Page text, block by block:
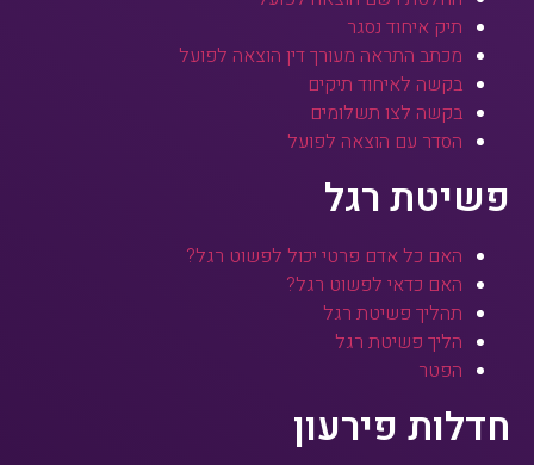
תיק איחוד נסגר
מכתב התראה מעורך דין הוצאה לפועל
בקשה לאיחוד תיקים
בקשה לצו תשלומים
הסדר עם הוצאה לפועל
פשיטת רגל
האם כל אדם פרטי יכול לפשוט רגל?
האם כדאי לפשוט רגל?
תהליך פשיטת רגל
הליך פשיטת רגל
הפטר
חדלות פירעון